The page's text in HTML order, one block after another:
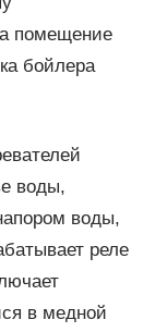
помещение
бойлера
воды,
воды,
реле
в медной